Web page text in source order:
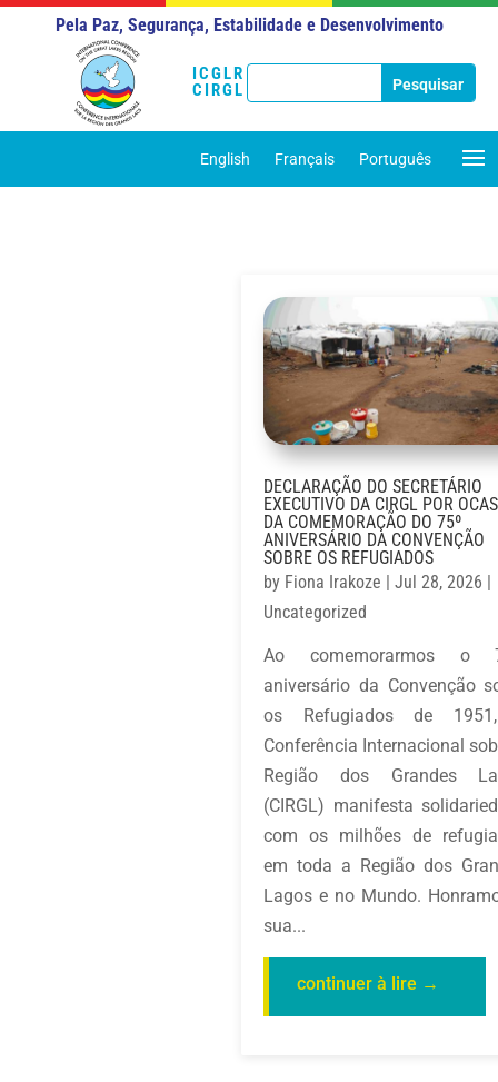
ICGLR
CIRGL
Pela Paz, Segurança, Estabilidade e Desenvolvimento
English Français Português
DECLARAÇÃO DO SECRETÁRIO
EXECUTIVO DA CIRGL POR
DA COMEMORAÇÃO DO 75º
ANIVERSÁRIO DA CONVENÇÃO
SOBRE OS REFUGIADOS
by Fiona Irakoze Jul 28, 2026
Uncategorized
Ao comemorarmos o
aniversário da Convenção
os Refugiados de
Conferência Internacional
Região dos Grandes
(CIRGL) manifesta
com os milhões de
em toda a Região dos
Lagos e no Mundo.
sua...